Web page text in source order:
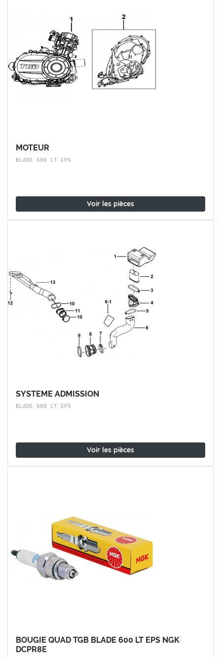
MOTEUR
BLADE 600 LT EPS
Voir les pièces
SYSTEME ADMISSION
BLADE 600 LT EPS
Voir les pièces
BOUGIE QUAD TGB BLADE 600 LT EPS NGK
DCPR8E